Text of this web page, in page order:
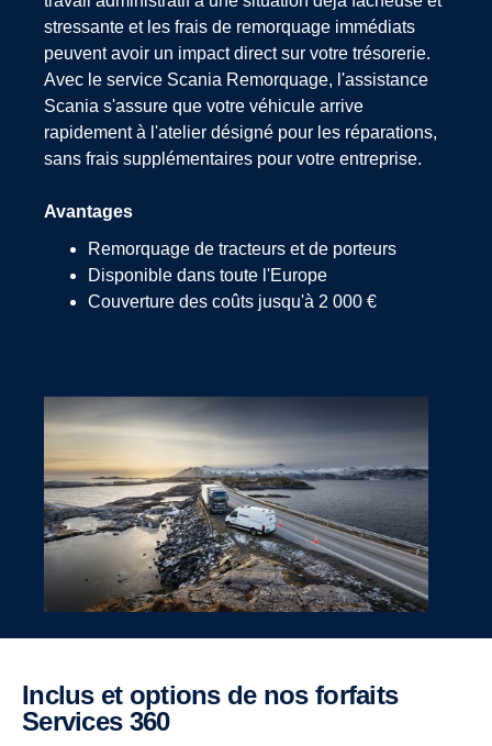
stressante et les frais de remorquage immédiats
peuvent avoir un impact direct sur votre trésorerie.
Avec le service Scania Remorquage, l'assistance
Scania s'assure que votre véhicule arrive
rapidement à l'atelier désigné pour les réparations,
sans frais supplémentaires pour votre entreprise.
Avantages
Remorquage de tracteurs et de porteurs
Disponible dans toute l'Europe
Couverture des coûts jusqu'à 2 000 €
Inclus et options de nos forfaits
Services 360